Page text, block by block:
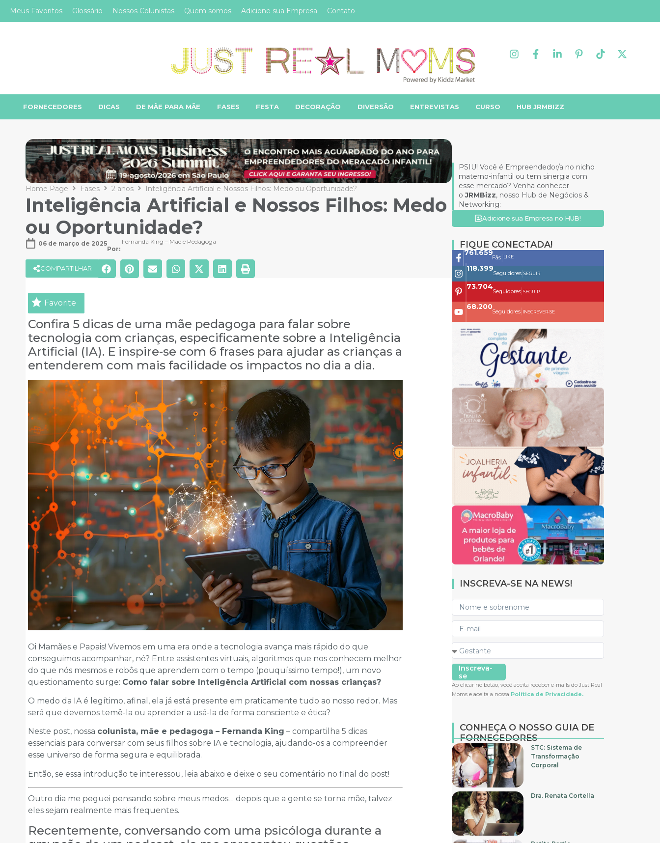
Meus Favoritos Glossário Nossos Colunistas Quem somos Adicione sua Empresa Contato
FORNECEDORES DICAS DE MÃE PARA MÃE FASES FESTA DECORAÇÃO DIVERSÃO ENTREVISTAS CURSO HUB JRMBIZZ
Home Page Fases 2 anos Inteligência Artificial e Nossos Filhos: Medo ou Oportunidade?
Inteligência Artificial e Nossos Filhos: Medo
ou Oportunidade?
06 de março de 2025
Por:
Fernanda King – Mãe e Pedagoga
COMPARTILHAR
Favorite
Confira 5 dicas de uma mãe pedagoga para falar sobre
tecnologia com crianças, especificamente sobre a Inteligência
Artificial (IA). E inspire-se com 6 frases para ajudar as crianças a
entenderem com mais facilidade os impactos no dia a dia.
Oi Mamães e Papais! Vivemos em uma era onde a tecnologia avança mais rápido do que
conseguimos acompanhar, né? Entre assistentes virtuais, algoritmos que nos conhecem melhor
do que nós mesmos e robôs que aprendem com o tempo (pouquíssimo tempo!), um novo
questionamento surge: Como falar sobre Inteligência Artificial com nossas crianças?
O medo da IA é legítimo, afinal, ela já está presente em praticamente tudo ao nosso redor. Mas
será que devemos temê-la ou aprender a usá-la de forma consciente e ética?
Neste post, nossa colunista, mãe e pedagoga – Fernanda King – compartilha 5 dicas
essenciais para conversar com seus filhos sobre IA e tecnologia, ajudando-os a compreender
esse universo de forma segura e equilibrada.
Então, se essa introdução te interessou, leia abaixo e deixe o seu comentário no final do post!
Outro dia me peguei pensando sobre meus medos… depois que a gente se torna mãe, talvez
eles sejam realmente mais frequentes.
Recentemente, conversando com uma psicóloga durante a
PSIU! Você é Empreendedor/a no nicho
materno-infantil ou tem sinergia com
esse mercado? Venha conhecer
oJRMBizz, nosso Hub de Negócios &
Networking:
Adicione sua Empresa no HUB!
FIQUE CONECTADA!
761.659
Fãs LIKE
118.399
Seguidores| SEGUIR
73.704
Seguidores| SEGUIR
68.200
Seguidores| INSCREVER-SE
INSCREVA-SE NA NEWS!
Inscreva-
se
Ao clicar no botão, você aceita receber e-mails do Just Real
Moms e aceita a nossa Política de Privacidade.
CONHEÇA O NOSSO GUIA DE
FORNECEDORES
STC: Sistema de
Transformação
Corporal
Dra. Renata Cortella